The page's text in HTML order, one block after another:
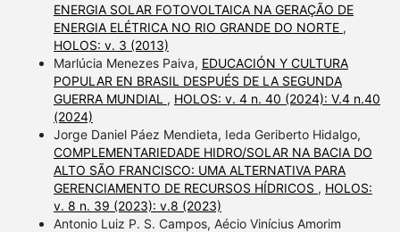
ENERGIA SOLAR FOTOVOLTAICA NA GERAÇÃO DE
ENERGIA ELÉTRICA NO RIO GRANDE DO NORTE ,
HOLOS: v. 3 (2013)
Marlúcia Menezes Paiva, EDUCACIÓN Y CULTURA
POPULAR EN BRASIL DESPUÉS DE LA SEGUNDA
GUERRA MUNDIAL , HOLOS: v. 4 n. 40 (2024): V.4 n.40
(2024)
Jorge Daniel Páez Mendieta, Ieda Geriberto Hidalgo,
COMPLEMENTARIEDADE HIDRO/SOLAR NA BACIA DO
ALTO SÃO FRANCISCO: UMA ALTERNATIVA PARA
GERENCIAMENTO DE RECURSOS HÍDRICOS , HOLOS:
v. 8 n. 39 (2023): v.8 (2023)
Antonio Luiz P. S. Campos, Aécio Vinícius Amorim